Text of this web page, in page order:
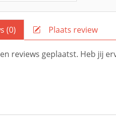
(0) Plaats review
reviews geplaatst. Heb jij